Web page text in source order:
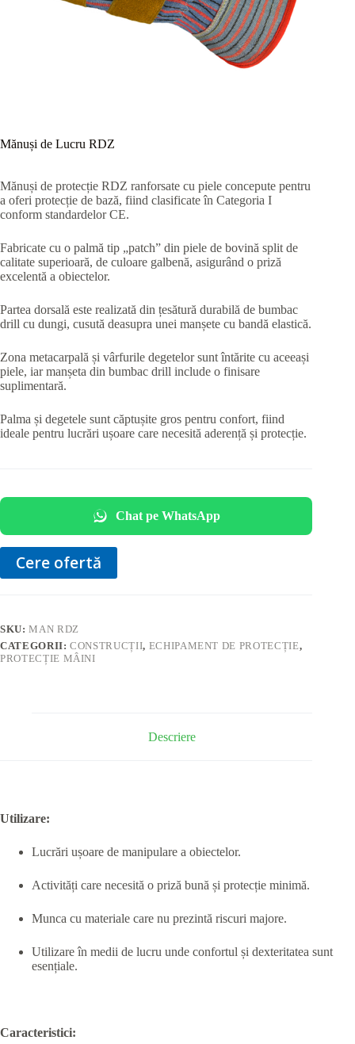
Mănuși de Lucru RDZ
Mănuși de protecție RDZ ranforsate cu piele concepute pentru
a oferi protecție de bază, fiind clasificate în Categoria I
conform standardelor CE.
Fabricate cu o palmă tip „patch” din piele de bovină split de
calitate superioară, de culoare galbenă, asigurând o priză
excelentă a obiectelor.
Partea dorsală este realizată din țesătură durabilă de bumbac
drill cu dungi, cusută deasupra unei manșete cu bandă elastică.
Zona metacarpală și vârfurile degetelor sunt întărite cu aceeași
piele, iar manșeta din bumbac drill include o finisare
suplimentară.
Palma și degetele sunt căptușite gros pentru confort, fiind
ideale pentru lucrări ușoare care necesită aderență și protecție.
Chat pe WhatsApp
Cere ofertă
SKU:MAN RDZ
CATEGORII:CONSTRUCȚII, ECHIPAMENT DE PROTECȚIE,
PROTECȚIE MÂINI
Descriere
Utilizare:
Lucrări ușoare de manipulare a obiectelor.
Activități care necesită o priză bună și protecție minimă.
Munca cu materiale care nu prezintă riscuri majore.
Utilizare în medii de lucru unde confortul și dexteritatea sunt
esențiale.
Caracteristici: